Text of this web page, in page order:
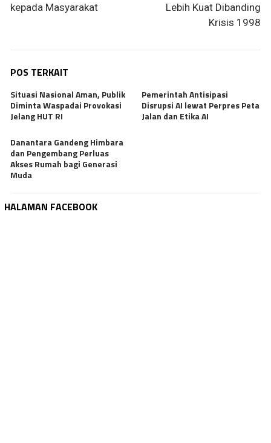
kepada Masyarakat
Lebih Kuat Dibanding
Krisis 1998
POS TERKAIT
Situasi Nasional Aman, Publik
Diminta Waspadai Provokasi
Jelang HUT RI
Pemerintah Antisipasi
Disrupsi AI lewat Perpres Peta
Jalan dan Etika AI
Danantara Gandeng Himbara
dan Pengembang Perluas
Akses Rumah bagi Generasi
Muda
HALAMAN FACEBOOK